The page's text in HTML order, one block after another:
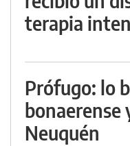
terapia
Prófugo: lo
bonaerense
Neuquén